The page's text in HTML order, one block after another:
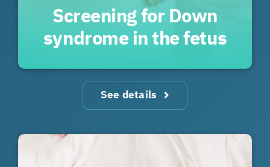
Screening for Down
syndrome in the fetus
See details